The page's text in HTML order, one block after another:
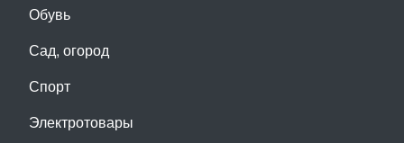
Обувь
Сад, огород
Спорт
Электротовары